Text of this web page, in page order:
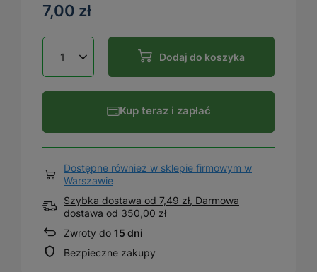
7,00 zł
Dodaj do koszyka
Kup teraz i zapłać
Dostępne również w sklepie firmowym w
Warszawie
Szybka dostawa od 7,49 zł, Darmowa
dostawa od 350,00 zł
Zwroty do 15 dni
Bezpieczne zakupy